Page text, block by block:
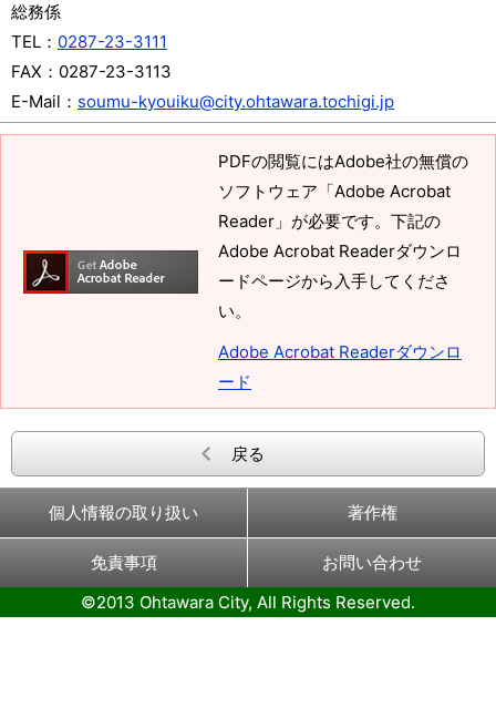
総務係
TEL： 0287-23-3111
FAX： 0287-23-3113
E-Mail： soumu-kyouiku@city.ohtawara.tochigi.jp
PDFの閲覧にはAdobe社の無償の
ソフトウェア「Adobe Acrobat
Reader」が必要です。下記の
Adobe Acrobat Readerダウンロ
ードページから入手してくださ
い。
Adobe Acrobat Readerダウンロ
ード
戻る
個人情報の取り扱い 著作権
免責事項
お問い合わせ
©2013 Ohtawara City, All Rights Reserved.